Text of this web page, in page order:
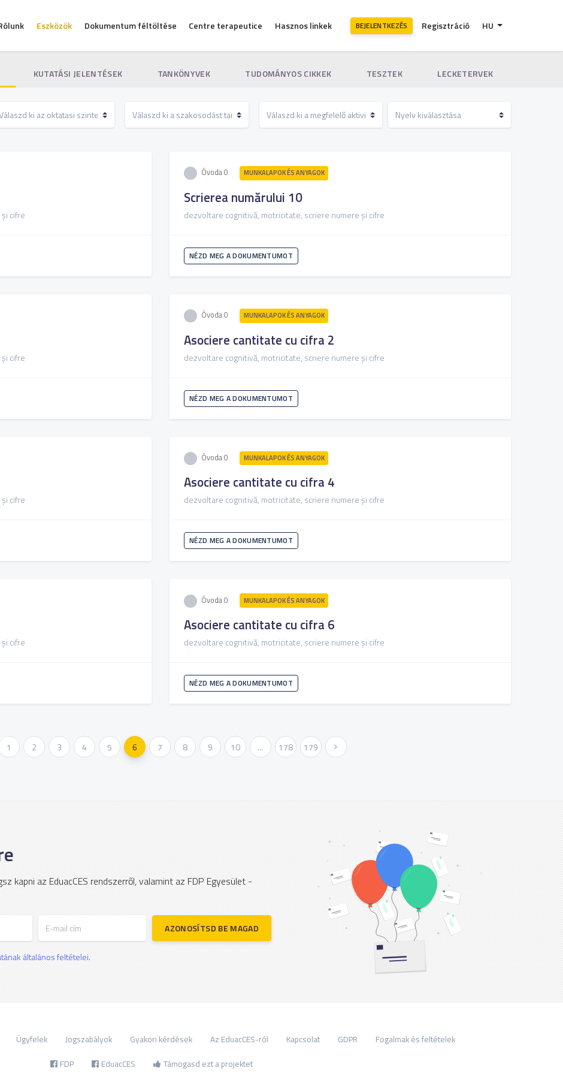
Eszközök Dokumentum féltöltése Centre terapeutice Hasznos linkek BEJELENTKEZÉS Regisztráció HU
KUTATÁSI JELENTÉSEK TANKÖNYVEK TUDOMÁNYOS CIKKEK TESZTEK LECKETERVEK
cifre
Óvoda 0 MUNKALAPOK ÉS ANYAGOK
Scrierea numărului 10
dezvoltare cognitivă, motricitate, scriere numere și cifre
NÉZD MEG A DOKUMENTUMOT
cifre
Óvoda 0 MUNKALAPOK ÉS ANYAGOK
Asociere cantitate cu cifra 2
dezvoltare cognitivă, motricitate, scriere numere și cifre
NÉZD MEG A DOKUMENTUMOT
cifre
Óvoda 0 MUNKALAPOK ÉS ANYAGOK
Asociere cantitate cu cifra 4
dezvoltare cognitivă, motricitate, scriere numere și cifre
NÉZD MEG A DOKUMENTUMOT
cifre
Óvoda 0 MUNKALAPOK ÉS ANYAGOK
Asociere cantitate cu cifra 6
dezvoltare cognitivă, motricitate, scriere numere și cifre
NÉZD MEG A DOKUMENTUMOT
1 2 3 4 5 6 7 8 9 10 ... 178 179Következő »
kapni az EduacCES rendszerről, valamint az FDP Egyesület -
E-mail cím
AZONOSÍTSD BE MAGAD
általános feltételei.
Ügyfelek Jogszabályok Gyakori kérdések Az EduacCES-ról Kapcsolat GDPR Fogalmak és feltételek
FDP EduacCES Támogasd ezt a projektet